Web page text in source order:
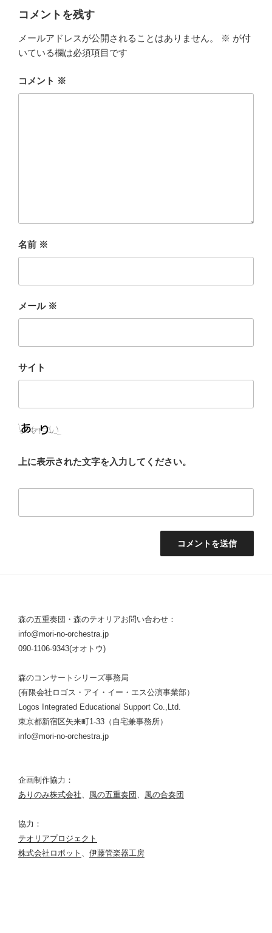
コメントを残す
メールアドレスが公開されることはありません。 ※ が付
いている欄は必須項目です
コメント ※
名前 ※
メール ※
サイト
上に表示された文字を入力してください。
森の五重奏団・森のテオリアお問い合わせ：
info@mori-no-orchestra.jp
090-1106-9343(オオトウ)
森のコンサートシリーズ事務局
(有限会社ロゴス・アイ・イー・エス公演事業部）
Logos Integrated Educational Support Co.,Ltd.
東京都新宿区矢来町1-33（自宅兼事務所）
info@mori-no-orchestra.jp
企画制作協力：
ありのみ株式会社
風の五重奏団 風の合奏団
協力：
テオリアプロジェクト
株式会社ロボット
伊藤管楽器工房